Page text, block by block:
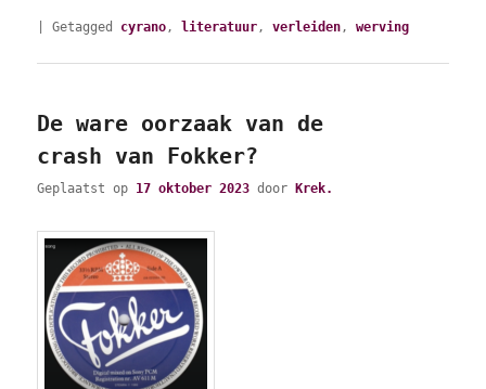
|Getagged cyrano, literatuur,verleiden,werving
De ware oorzaak van de
crash van Fokker?
Geplaatst op 17 oktober 2023 doorKrek.